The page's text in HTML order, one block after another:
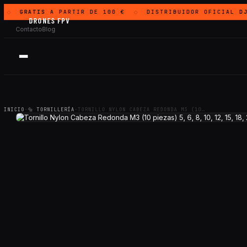
GRATISA PARTIR DE 100 € DISTRIBUIDOR OFICIALDJI
ContactoBlog
DRONES FPV
INICIO · 🔩 TORNILLERÍA · TORNILLO NYLON CABEZA REDONDA M3 (10…